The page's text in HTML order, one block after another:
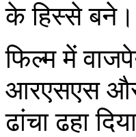
के हिस्से बने।
फिल्म में
आरएसएस और
ढांचा ढहा